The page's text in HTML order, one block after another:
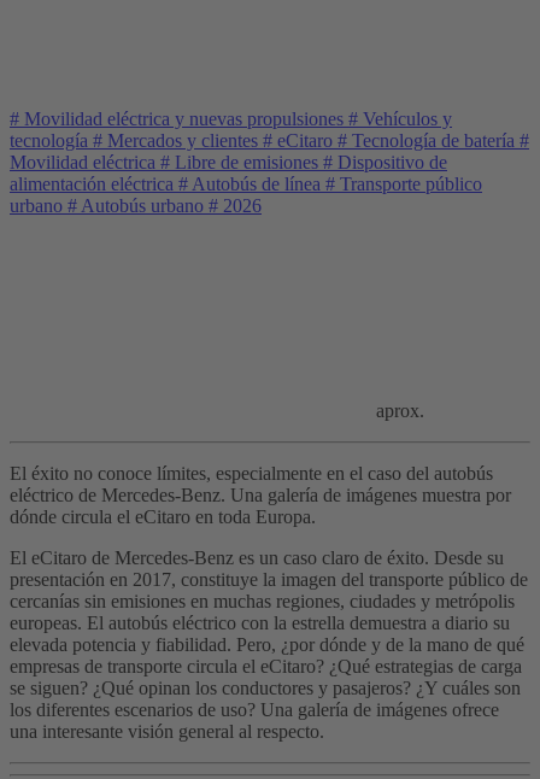
# Movilidad eléctrica y nuevas propulsiones # Vehículos y
tecnología # Mercados y clientes # eCitaro # Tecnología de batería #
Movilidad eléctrica # Libre de emisiones # Dispositivo de
alimentación eléctrica # Autobús de línea # Transporte público
urbano # Autobús urbano # 2026
aprox.
El éxito no conoce límites, especialmente en el caso del autobús
eléctrico de Mercedes-Benz. Una galería de imágenes muestra por
dónde circula el eCitaro en toda Europa.
El eCitaro de Mercedes-Benz es un caso claro de éxito. Desde su
presentación en 2017, constituye la imagen del transporte público de
cercanías sin emisiones en muchas regiones, ciudades y metrópolis
europeas. El autobús eléctrico con la estrella demuestra a diario su
elevada potencia y fiabilidad. Pero, ¿por dónde y de la mano de qué
empresas de transporte circula el eCitaro? ¿Qué estrategias de carga
se siguen? ¿Qué opinan los conductores y pasajeros? ¿Y cuáles son
los diferentes escenarios de uso? Una galería de imágenes ofrece
una interesante visión general al respecto.